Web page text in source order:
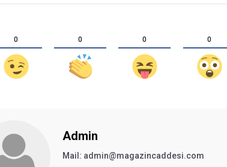
0 0 0 0
Admin
Mail: admin@magazincaddesi.com